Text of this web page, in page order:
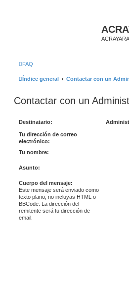
ACRAYARA
FAQ
Índice general Contactar con un
Contactar con un
Destinatario:
Tu dirección de correo
electrónico:
Tu nombre:
Asunto:
Cuerpo del mensaje:
Este mensaje será enviado como
texto plano, no incluyas HTML o
BBCode. La dirección del
remitente será tu dirección de
email.